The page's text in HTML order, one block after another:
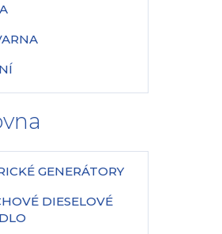
GENERÁTORY
DIESELOVÉ